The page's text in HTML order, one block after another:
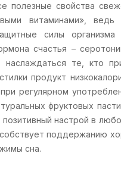
полезные свойства
витаминами»,
силы организма
счастья –
те, кто
продукт
регулярном
фруктовых
позитивный настрой в
поддержанию
сна.